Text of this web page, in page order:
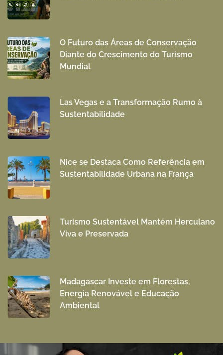
O Futuro das Áreas de Conservação
Diante do Crescimento do Turismo
Mundial
Las Vegas e a Transformação Rumo à
Sustentabilidade
Nice se Destaca Como Referência em
Sustentabilidade Urbana na França
Turismo Sustentável Mantém Herculano
Viva e Preservada
Madagascar Investe em Florestas,
Energia Renovável e Educação
Ambiental